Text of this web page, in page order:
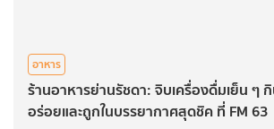
อาหาร
ร้านอาหารย่านรัชดา: จิบเครื่องดื่มเย็น ๆ
อร่อยและถูกในบรรยากาศสุดชิค ที่ FM 63